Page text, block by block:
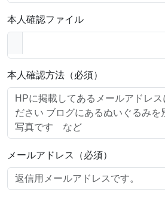
本人確認ファイル
本人確認方法（必須）
メールアドレス（必須）